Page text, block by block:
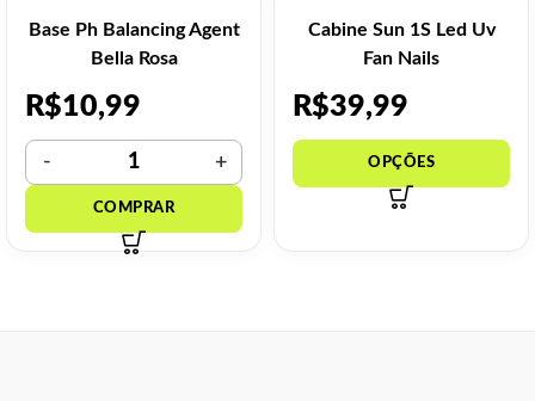
Base Ph Balancing Agent
Bella Rosa
R$10,99
Cabine Sun 1S Led Uv
Fan Nails
R$39,99